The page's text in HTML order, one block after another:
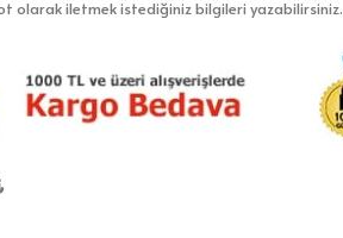
olarak iletmek istediğiniz bilgileri yazabilirsiniz.